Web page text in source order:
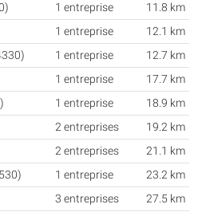
1 entreprise
11.8 km
1 entreprise
12.1 km
1 entreprise
12.7 km
1 entreprise
17.7 km
1 entreprise
18.9 km
2 entreprises
19.2 km
2 entreprises
21.1 km
1 entreprise
23.2 km
3 entreprises
27.5 km